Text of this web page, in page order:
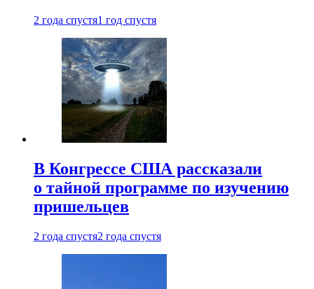
2 года спустя1 год спустя
В Конгрессе США рассказали
о тайной программе по изучению
пришельцев
2 года спустя2 года спустя